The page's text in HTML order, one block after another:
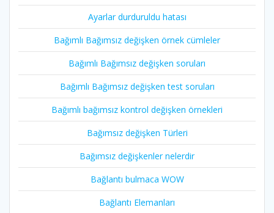
Ayarlar durduruldu hatası
Bağımlı Bağımsız değişken örnek cümleler
Bağımlı Bağımsız değişken soruları
Bağımlı Bağımsız değişken test soruları
Bağımlı bağımsız kontrol değişken örnekleri
Bağımsız değişken Türleri
Bağımsız değişkenler nelerdir
Bağlantı bulmaca WOW
Bağlantı Elemanları